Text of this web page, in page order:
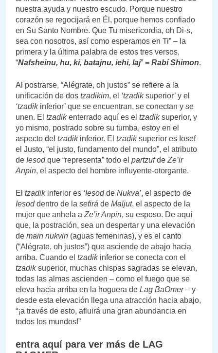
nuestra ayuda y nuestro escudo. Porque nuestro
corazón se regocijará en Él, porque hemos confiado
en Su Santo Nombre. Que Tu misericordia, oh Di-s,
sea con nosotros, así como esperamos en Ti” – la
primera y la última palabra de estos tres versos,
“Nafsheinu, hu, ki, batajnu, iehi, laj” = Rabí Shimon.
Al postrarse, “Alégrate, oh justos” se refiere a la
unificación de dos tzadikim, el ‘tzadiksuperior’ y el
‘tzadikinferior’ que se encuentran, se conectan y se
unen. El tzadikenterrado aquí es el tzadiksuperior, y
yo mismo, postrado sobre su tumba, estoy en el
aspecto del tzadikinferior. El tzadiksuperior es Iosef
el Justo, “el justo, fundamento del mundo”, el atributo
de Iesodque “representa” todo el partzufde Ze’ir
Anpin, el aspecto del hombre influyente-otorgante.
El tzadikinferior es ‘Iesodde Nukva’, el aspecto de
Iesoddentro de la sefirá de Maljut, el aspecto de la
mujer que anhela a Ze’ir Anpin, su esposo. De aquí
que, la postración, sea un despertar y una elevación
de main nukvin (aguas femeninas), y es el canto
(“Alégrate, oh justos”) que asciende de abajo hacia
arriba. Cuando el tzadikinferior se conecta con el
tzadiksuperior, muchas chispas sagradas se elevan,
todas las almas ascienden – como el fuego que se
eleva hacia arriba en la hoguera de Lag BaOmer– y
desde esta elevación llega una atracción hacia abajo,
“¡a través de esto, afluirá una gran abundancia en
todos los mundos!”
entra aquí para ver más de LAG